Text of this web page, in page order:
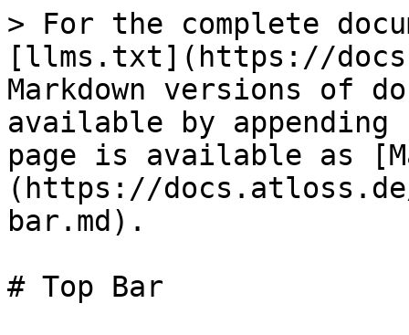
> For the complete
[llms.txt](https://
Markdown versions of
available by
page is available as
(https://
bar.md).
# Top Bar